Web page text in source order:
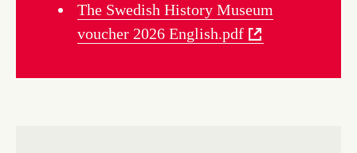
The Swedish History Museum
voucher 2026 English.pdf